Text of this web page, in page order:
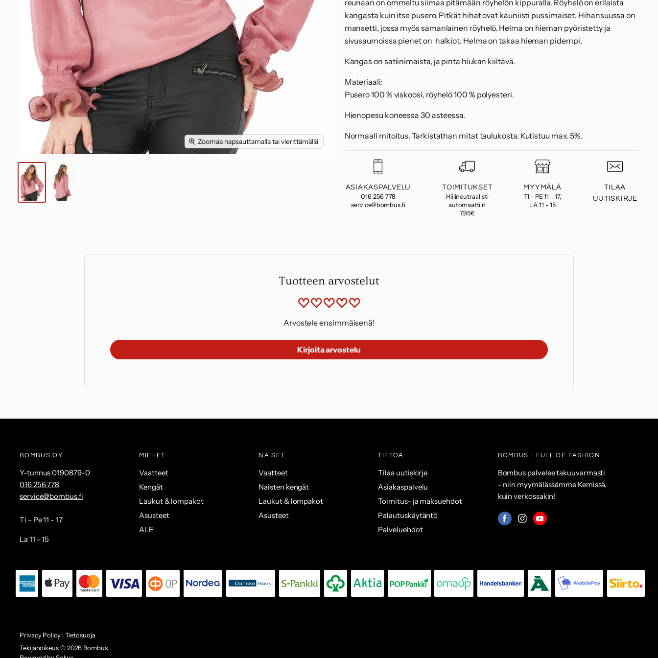
Zoomaa napsauttamalla tai vierittämällä
reunaan on ommeltu siimaa pitämään röyhelön kippuralla. Röyhelö on erilaista
kangasta kuin itse pusero. Pitkät hihat ovat kauniisti pussimaiset. Hihansuussa on
mansetti, jossa myös samanlainen röyhelö. Helma on hieman pyöristetty ja
sivusaumoissa pienet on halkiot. Helma on takaa hieman pidempi.
Kangas on satiinimaista, ja pinta hiukan kiiltävä.
Materiaali:
Pusero 100 % viskoosi, röyhelö 100 % polyesteri.
Hienopesu koneessa 30 asteessa.
Normaali mitoitus. Tarkistathan mitat taulukosta. Kutistuu max. 5%.
ASIAKASPALVELU
016 256 778
service@bombus.fi
TOIMITUKSET
Hiilineutraalisti
automaattiin
7,95€
MYYMÄLÄ
TI - PE 11 - 17,
LA 11 - 15
TILAA
UUTISKIRJE
Tuotteen arvostelut
Arvostele ensimmäisenä!
Kirjoita arvostelu
BOMBUS OY
Y-tunnus 0190879-0
016 256 778
service@bombus.fi
Ti - Pe 11 - 17
La 11 - 15
MIEHET
Vaatteet
Kengät
Laukut & lompakot
Asusteet
ALE
NAISET
Vaatteet
Naisten kengät
Laukut & lompakot
Asusteet
TIETOA
Tilaa uutiskirje
Asiakaspalvelu
Toimitus- ja maksuehdot
Palautuskäytäntö
Palveluehdot
BOMBUS - FULL OF FASHION
Bombus palvelee takuuvarmasti
- niin myymälässämme Kemissä,
kuin verkossakin!
Mistä
MistäMistä
Privacy Policy | Tietosuoja
Tekijänoikeus © 2026 Bombus.